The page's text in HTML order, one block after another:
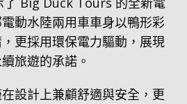
動水陸兩用車車身以鴨形彩
更採用環保電力驅動，展現
旅遊的承諾。
設計上兼顧舒適與安全，更